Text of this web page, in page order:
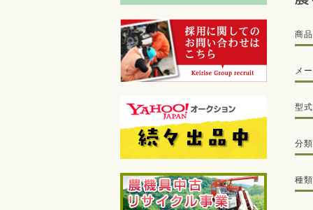
商
メ
型式
分類
種類